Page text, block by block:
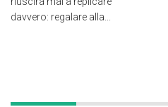
davvero: regalare alla...